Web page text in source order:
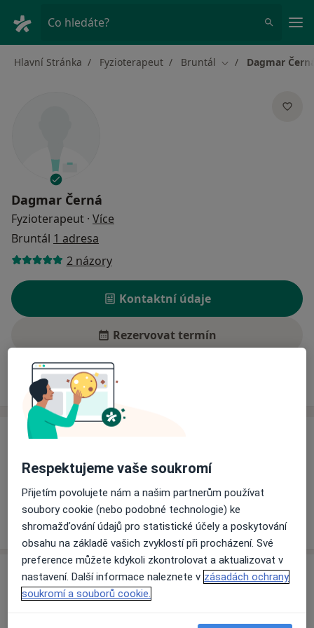
Co hledáte?
Hlavní Stránka Fyzioterapeut Bruntál Změna města
Dagmar
Dagmar Černá
Fyzioterapeut · Více
Bruntál 1 adresa
2 názory
Kontaktní údaje
Rezervovat termín
Ceník Adresy
Ceník
Informace o službách a cenách nejsou k dispozici
Tento specialista ještě nepřidával žádné informace o
svých službách.
Adresa
79201
Respektujeme vaše soukromí
Přijetím povolujete nám a našim partnerům používat
soubory cookie (nebo podobné technologie) ke
shromažďování údajů pro statistické účely a poskytování
obsahu na základě vašich zvyklostí při procházení. Své
preference můžete kdykoli zkontrolovat a aktualizovat v
nastavení. Další informace naleznete v zásadách ochrany
soukromí a souborů cookie.